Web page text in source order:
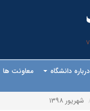
درباره دانشگاه معاونت ها
شهریور ۱۳۹۸